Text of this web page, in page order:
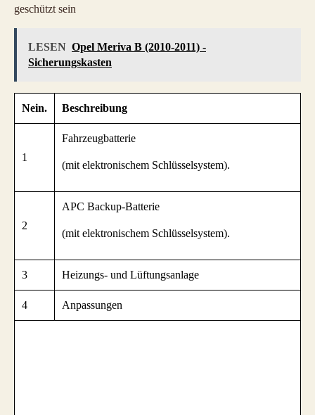
geschützt sein
LESEN Opel Meriva B (2010-2011) -
Sicherungskasten
Nein. Beschreibung
1
Fahrzeugbatterie
(mit elektronischem Schlüsselsystem).
2
APC Backup-Batterie
(mit elektronischem Schlüsselsystem).
3 Heizungs- und Lüftungsanlage
4 Anpassungen